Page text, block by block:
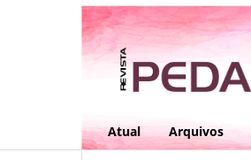
Atual Arquivos